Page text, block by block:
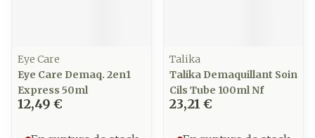
Eye Care
Eye Care Demaq. 2en1
Express 50ml
12,49 €
Talika
Talika Demaquillant Soin
Cils Tube 100ml Nf
23,21 €